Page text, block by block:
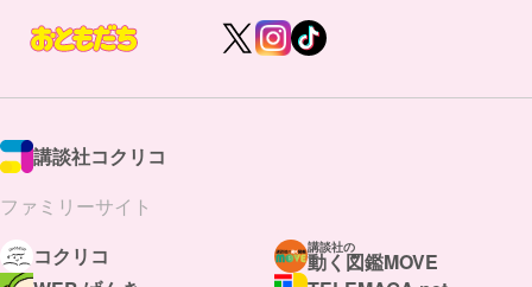
講談社コクリコ
ファミリーサイト
コクリコ
講談社の
動く図鑑MOVE